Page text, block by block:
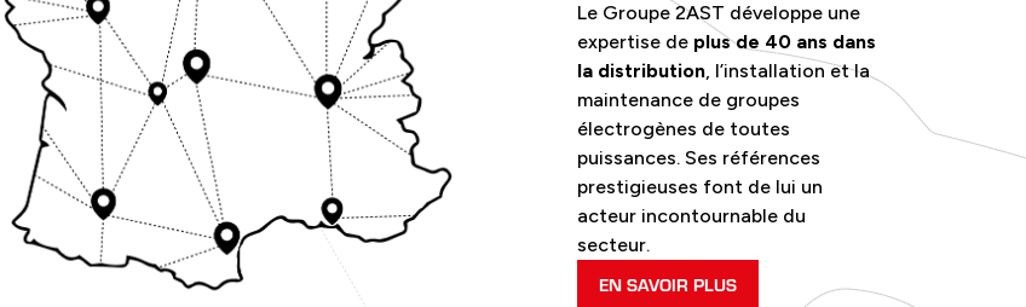
Le Groupe 2AST développe une
expertise de plus de 40 ans dans
la distribution, l’installation et la
maintenance de groupes
électrogènes de toutes
puissances. Ses références
prestigieuses font de lui un
acteur incontournable du
secteur.
EN SAVOIR PLUS